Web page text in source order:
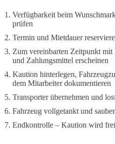
Verfügbarkeit beim
prüfen
Termin und Mietdauer
Zum vereinbarten Zeitpunkt mit
und Zahlungsmittel erscheinen
Kaution hinterlegen,
dem Mitarbeiter dokumentieren
Transporter übernehmen und
Fahrzeug vollgetankt und
Endkontrolle – Kaution wird